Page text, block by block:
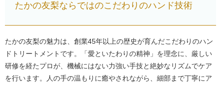
たかの友梨ならではのこだわりのハンド技術
たかの友梨の魅力は、創業45年以上の歴史が育んだこだわりのハン
ドトリートメントです。「愛といたわりの精神」を理念に、厳しい
研修を経たプロが、機械にはない力強い手技と絶妙なリズムでケア
を行います。人の手の温もりに癒やされながら、細部まで丁寧にア